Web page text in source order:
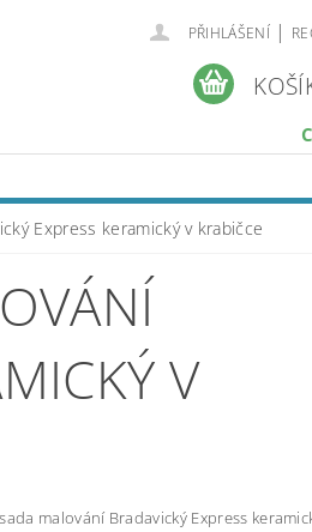
PŘIHLÁŠENÍ |
Express keramický v krabičce
V
sada malování Bradavický Express